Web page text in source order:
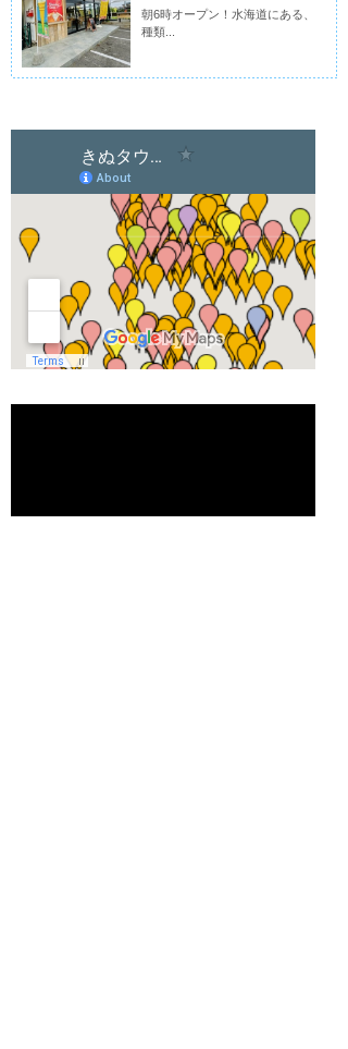
朝6時オープン！水海道にある、
種類...